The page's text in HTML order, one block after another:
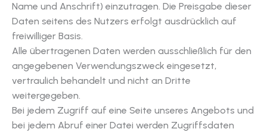
Name und Anschrift) einzutragen. Die Preisgabe dieser
Daten seitens des Nutzers erfolgt ausdrücklich auf
freiwilliger Basis.
Alle übertragenen Daten werden ausschließlich für den
angegebenen Verwendungszweck eingesetzt,
vertraulich behandelt und nicht an Dritte
weitergegeben.
Bei jedem Zugriff auf eine Seite unseres Angebots und
bei jedem Abruf einer Datei werden Zugriffsdaten